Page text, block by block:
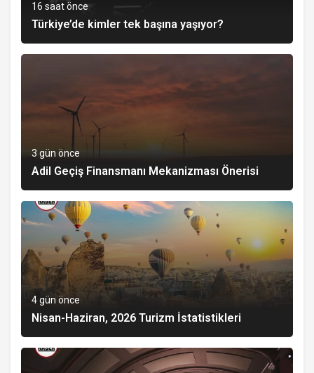
16 saat önce
Türkiye’de kimler tek başına yaşıyor?
3 gün önce
Adil Geçiş Finansmanı Mekanizması Önerisi
4 gün önce
Nisan-Haziran, 2026 Turizm İstatistikleri